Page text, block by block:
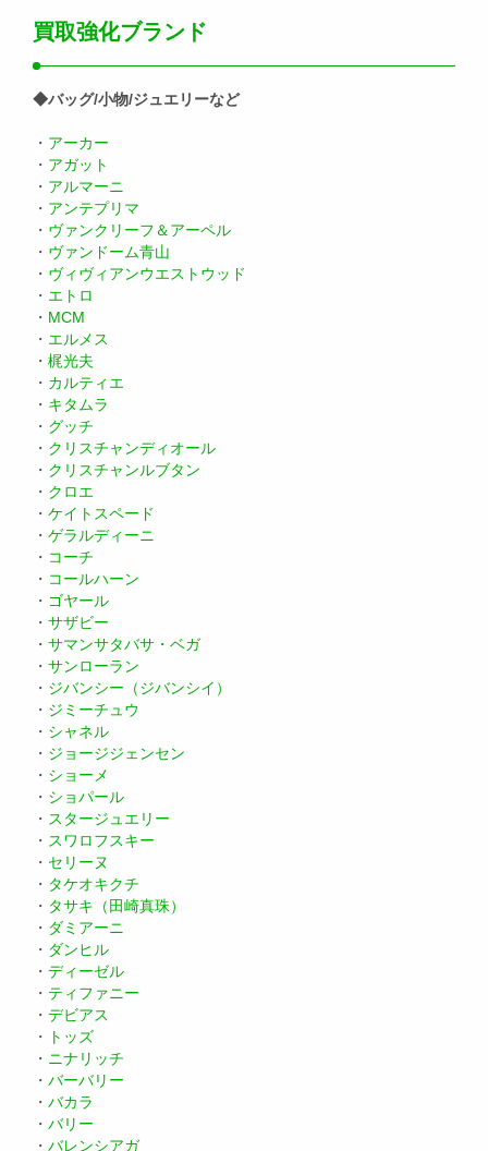
買取強化ブランド
◆バッグ/小物/ジュエリーなど
・ アーカー
・ アガット
・ アルマーニ
・ アンテプリマ
・ ヴァンクリーフ＆アーペル
・ ヴァンドーム青山
・ ヴィヴィアンウエストウッド
・ エトロ
・ MCM
・ エルメス
・ 梶光夫
・ カルティエ
・ キタムラ
・ グッチ
・ クリスチャンディオール
・ クリスチャンルブタン
・ クロエ
・ ケイトスペード
・ ゲラルディーニ
・ コーチ
・ コールハーン
・ ゴヤール
・ サザビー
・ サマンサタバサ・ベガ
・ サンローラン
・ ジバンシー（ジバンシイ）
・ ジミーチュウ
・ シャネル
・ ジョージジェンセン
・ ショーメ
・ ショパール
・ スタージュエリー
・ スワロフスキー
・ セリーヌ
・ タケオキクチ
・ タサキ（田崎真珠）
・ ダミアーニ
・ ダンヒル
・ ディーゼル
・ ティファニー
・ デビアス
・
トッズ
・ ニナリッチ
・ バーバリー
・ バカラ
・ バリー
・ バレンシアガ